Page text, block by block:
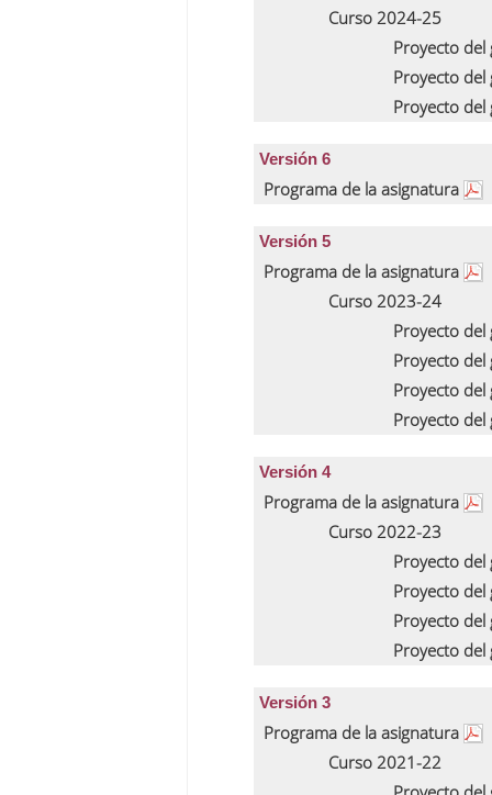
Curso 2024-25
Proyecto
Proyecto
Proyecto
Versión 6
Programa de la asignatura
Versión 5
Programa de la asignatura
Curso 2023-24
Proyecto
Proyecto
Proyecto
Proyecto
Versión 4
Programa de la asignatura
Curso 2022-23
Proyecto
Proyecto
Proyecto
Proyecto
Versión 3
Programa de la asignatura
Curso 2021-22